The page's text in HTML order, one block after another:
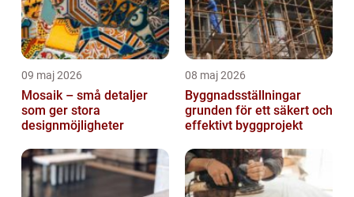
09 maj 2026
Mosaik – små detaljer
som ger stora
designmöjligheter
08 maj 2026
Byggnadsställningar
grunden för ett säkert och
effektivt byggprojekt